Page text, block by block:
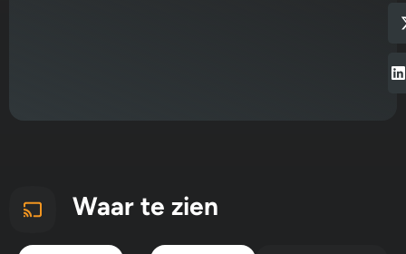
Waar te zien